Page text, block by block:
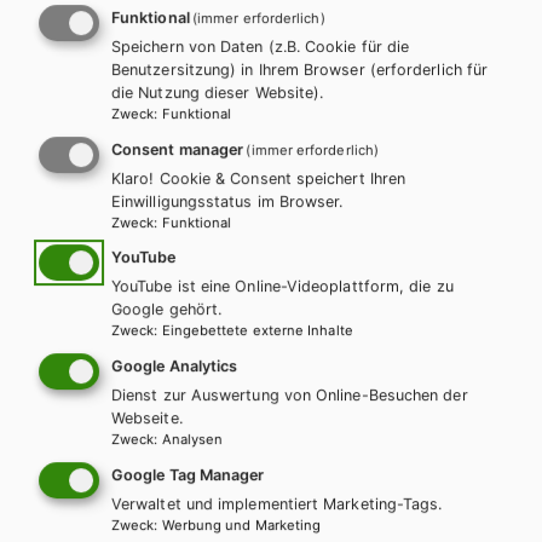
Schulbuchreihe
Funktional (immer erforderlich)
Speichern von Daten (z.B. Cookie für die
Benutzersitzung) in Ihrem Browser (erforderlich für
die Nutzung dieser Website).
Zweck: Funktional
Consent manager (immer erforderlich)
Klaro! Cookie & Consent speichert Ihren
Einwilligungsstatus im Browser.
Zweck: Funktional
YouTube
YouTube ist eine Online-Videoplattform, die zu
Google gehört.
Zweck: Eingebettete externe Inhalte
Google Analytics
Dienst zur Auswertung von Online-Besuchen der
Webseite.
Zweck: Analysen
Google Tag Manager
Verwaltet und implementiert Marketing-Tags.
Zweck: Werbung und Marketing